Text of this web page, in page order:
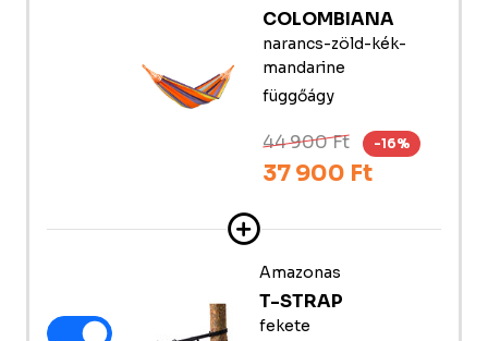
COLOMBIANA
narancs-zöld-kék-
mandarine
függőágy
44 900 Ft -16%
37 900 Ft
Amazonas
T-STRAP
fekete